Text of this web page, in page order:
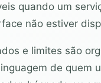
quando um
não estiver
e limites são
de quem